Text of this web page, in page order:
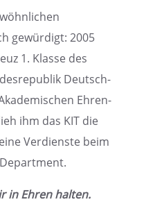
gewür­digt: 2005
1. Klasse des
Deutsch­
Ehren­
ihm das KIT die
Verdienste beim
in Ehren halten.